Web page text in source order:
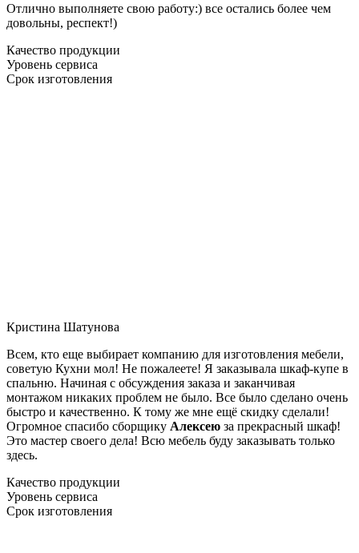
Отлично выполняете свою работу:) все остались более чем
довольны, респект!)
Качество продукции
Уровень сервиса
Срок изготовления
Кристина Шатунова
Всем, кто еще выбирает компанию для изготовления мебели,
советую Кухни мол! Не пожалеете! Я заказывала шкаф-купе в
спальню. Начиная с обсуждения заказа и заканчивая
монтажом никаких проблем не было. Все было сделано очень
быстро и качественно. К тому же мне ещё скидку сделали!
Огромное спасибо сборщику Алексею за прекрасный шкаф!
Это мастер своего дела! Всю мебель буду заказывать только
здесь.
Качество продукции
Уровень сервиса
Срок изготовления